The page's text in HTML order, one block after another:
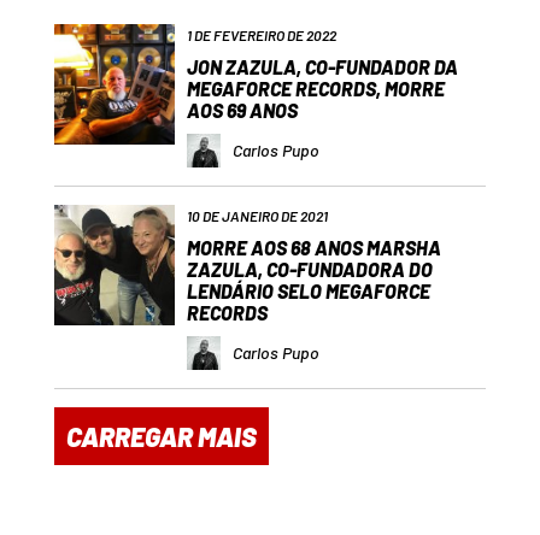
1 DE FEVEREIRO DE 2022
JON ZAZULA, CO-FUNDADOR DA
MEGAFORCE RECORDS, MORRE
AOS 69 ANOS
Carlos Pupo
10 DE JANEIRO DE 2021
MORRE AOS 68 ANOS MARSHA
ZAZULA, CO-FUNDADORA DO
LENDÁRIO SELO MEGAFORCE
RECORDS
Carlos Pupo
CARREGAR MAIS